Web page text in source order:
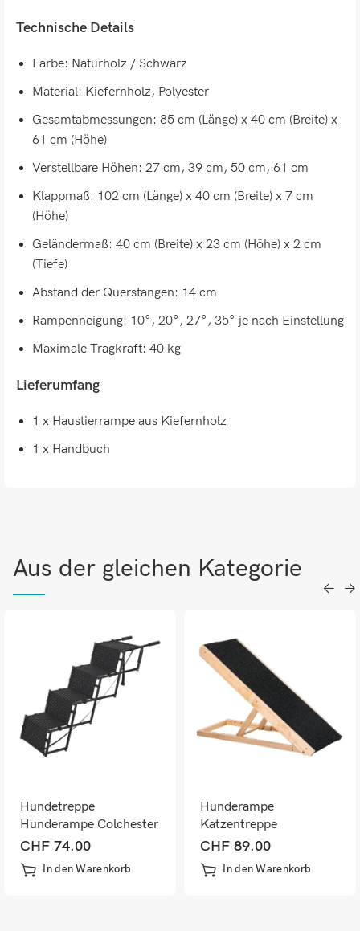
Technische Details
Farbe: Naturholz / Schwarz
Material: Kiefernholz, Polyester
Gesamtabmessungen: 85 cm (Länge) x 40 cm (Breite) x
61 cm (Höhe)
Verstellbare Höhen: 27 cm, 39 cm, 50 cm, 61 cm
Klappmaß: 102 cm (Länge) x 40 cm (Breite) x 7 cm
(Höhe)
Geländermaß: 40 cm (Breite) x 23 cm (Höhe) x 2 cm
(Tiefe)
Abstand der Querstangen: 14 cm
Rampenneigung: 10°, 20°, 27°, 35° je nach Einstellung
Maximale Tragkraft: 40 kg
Lieferumfang
1 x Haustierrampe aus Kiefernholz
1 x Handbuch
Aus der gleichen Kategorie
Hundetreppe
Hunderampe Colchester
4-stufig bis 55kg
CHF 74.00
In den Warenkorb
Hunderampe
Katzentreppe
verstellbare Höhe
CHF 89.00
In den Warenkorb